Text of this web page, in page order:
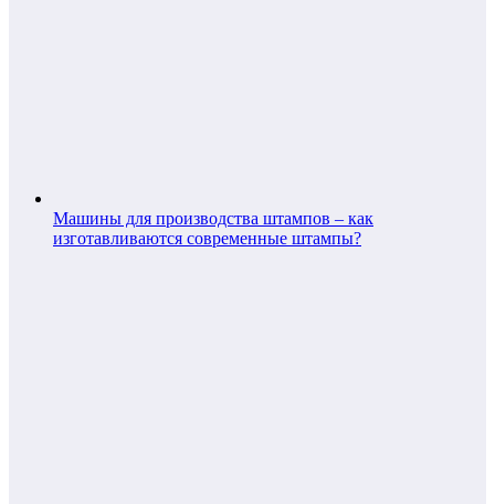
Машины для производства штампов – как
изготавливаются современные штампы?